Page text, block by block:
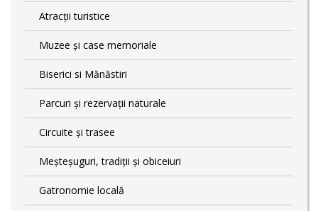
Atracții turistice
Muzee și case memoriale
Biserici si Mănăstiri
Parcuri și rezervații naturale
Circuite și trasee
Meșteșuguri, tradiții și obiceiuri
Gatronomie locală